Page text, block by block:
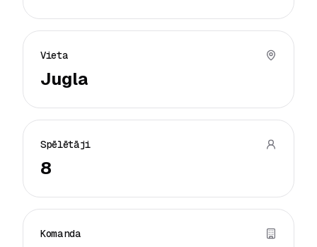
Vieta
Jugla
Spēlētāji
8
Komanda